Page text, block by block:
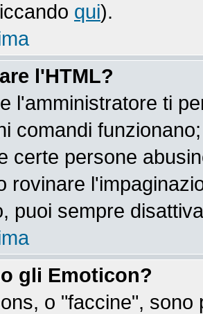
qui).
l'HTML?
l'amministratore ti
comandi
certe persone
rovinare
puoi sempre
gli Emoticon?
o "faccine",